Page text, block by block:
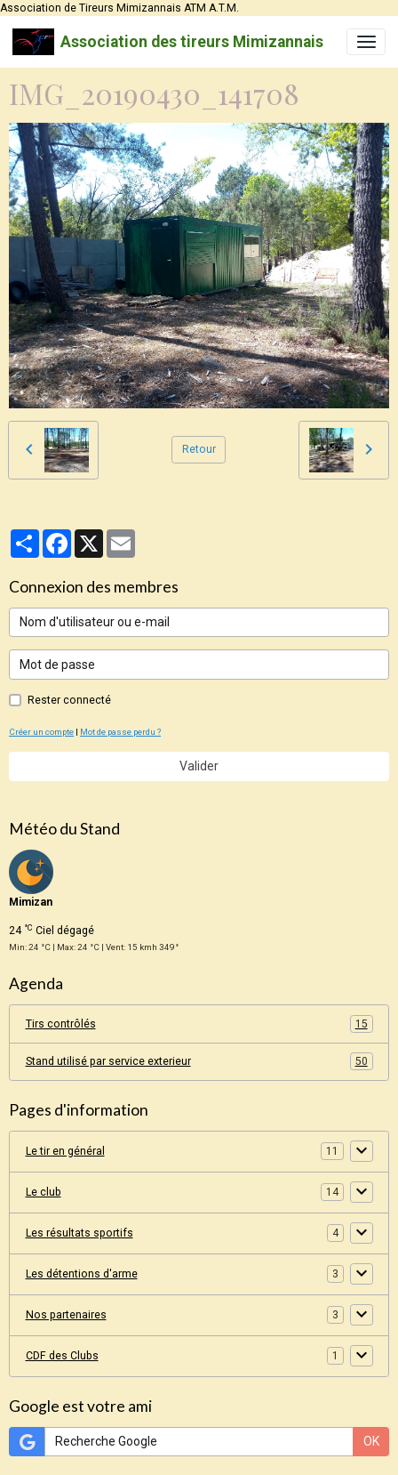
Association de Tireurs Mimizannais ATM A.T.M.
Association des tireurs Mimizannais
IMG_20190430_141708
Retour
PartagerFacebook
Connexion des membres
Rester connecté
Créer un compte | Mot de passe perdu ?
Valider
Météo du Stand
Mimizan
24 °C Ciel dégagé
Min: 24 °C | Max: 24 °C | Vent: 15 kmh 349°
Agenda
Tirs contrôlés 15
Stand utilisé par service exterieur 50
Pages d'information
Le tir en général 11
Le club 14
Les résultats sportifs 4
Les détentions d'arme 3
Nos partenaires 3
CDF des Clubs 1
Google est votre ami
OK